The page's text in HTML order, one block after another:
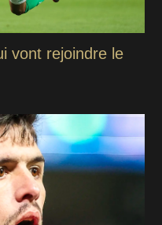
vont rejoindre le